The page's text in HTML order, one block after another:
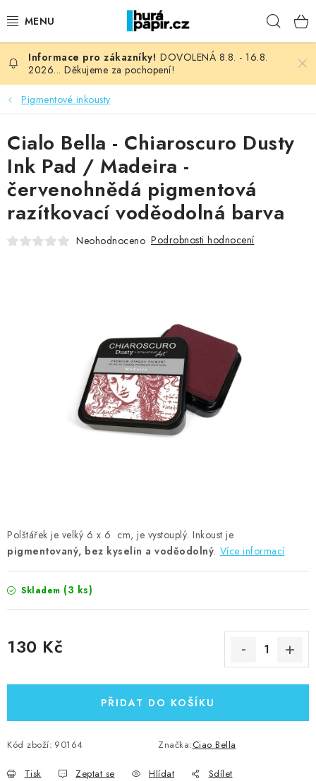
na
NOVINKY
HURÁ DÍLNA
VŠECHNO ZBOŽÍ
KNIHAŘSKÝ MATERIÁL
KURZY NATY LYSAK
OBLÍBENÉ ♥️
Kontakty Moje objednávka
Oblíbené ♥️
Hodnocení obchodu
Obchodní podmínky
Podmínky ochrany osobních údajů
Ověřování recenzí
DOVOLENÁ 8.8. - 16.8.
2026... Děkujeme za pochopení!
Pigmentové inkousty
Polštářek je velký 6 x 6 cm, je vystouplý. Inkoust je
pigmentovaný, bez kyselin a voděodolný. Více informací
Skladem (3 ks)
130 Kč
PŘIDAT DO KOŠÍKU
Kód zboží: 90164 Značka:Ciao Bella
Tisk Zeptat se Hlídat Sdílet
Cialo Bella - Chiaroscuro Dusty
Ink Pad / Madeira -
červenohnědá pigmentová
razítkovací voděodolná barva
Neohodnoceno Podrobnosti hodnocení